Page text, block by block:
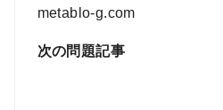
metablo-g.com
次の問題記事